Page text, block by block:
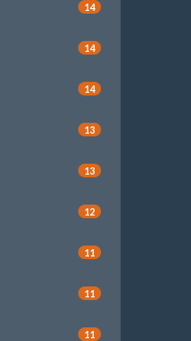
14
14
14
13
13
12
11
11
11